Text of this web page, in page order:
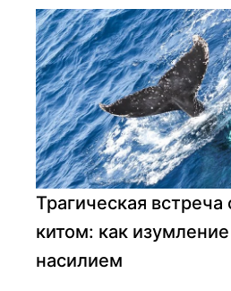
Трагическая
китом: как
насилием